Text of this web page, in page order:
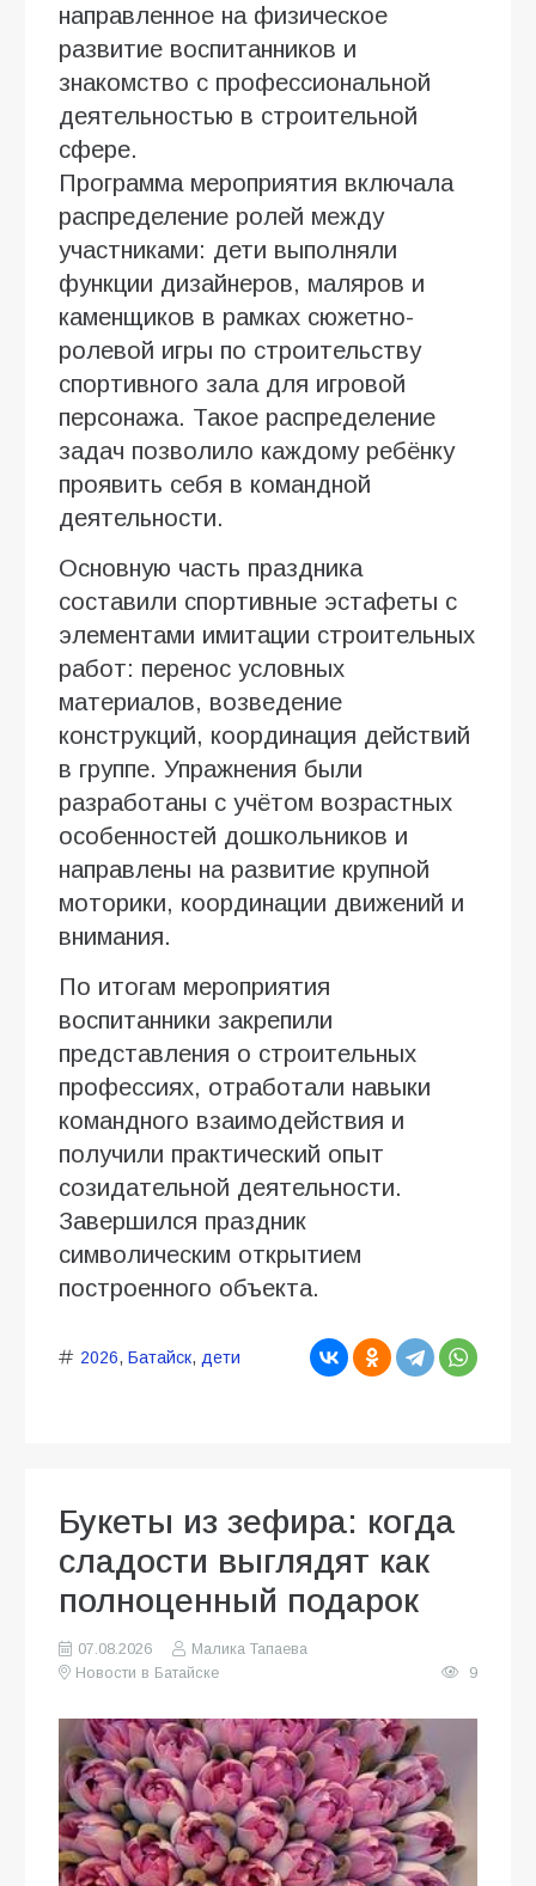
направленное на физическое
развитие воспитанников и
знакомство с профессиональной
деятельностью в строительной
сфере.
Программа мероприятия включала
распределение ролей между
участниками: дети выполняли
функции дизайнеров, маляров и
каменщиков в рамках сюжетно-
ролевой игры по строительству
спортивного зала для игровой
персонажа. Такое распределение
задач позволило каждому ребёнку
проявить себя в командной
деятельности.
Основную часть праздника
составили спортивные эстафеты с
элементами имитации строительных
работ: перенос условных
материалов, возведение
конструкций, координация действий
в группе. Упражнения были
разработаны с учётом возрастных
особенностей дошкольников и
направлены на развитие крупной
моторики, координации движений и
внимания.
По итогам мероприятия
воспитанники закрепили
представления о строительных
профессиях, отработали навыки
командного взаимодействия и
получили практический опыт
созидательной деятельности.
Завершился праздник
символическим открытием
построенного объекта.
2026, Батайск, дети
Букеты из зефира: когда
сладости выглядят как
полноценный подарок
07.08.2026
Малика Тапаева
Новости в Батайске
9